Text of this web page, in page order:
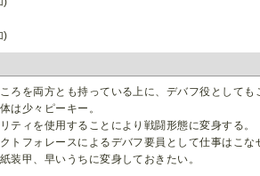
)
ろを両方とも持っている上に、デバフ役として
少々ピーキー。
ティを使用することにより戦闘形態に変身する。
トフォレースによるデバフ要員として仕事はこな
装甲、早いうちに変身しておきたい。